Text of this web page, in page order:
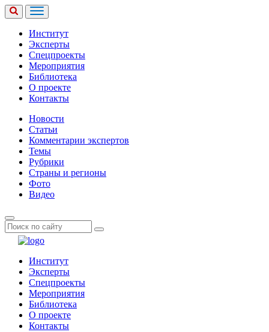
Институт
Эксперты
Спецпроекты
Мероприятия
Библиотека
О проекте
Контакты
Новости
Статьи
Комментарии экспертов
Темы
Рубрики
Страны и регионы
Фото
Видео
Институт
Эксперты
Спецпроекты
Мероприятия
Библиотека
О проекте
Контакты